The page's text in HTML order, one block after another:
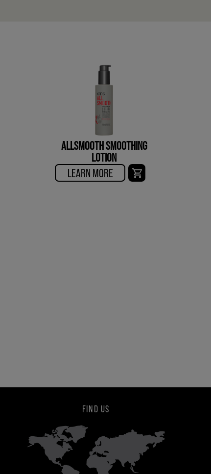
ALLSMOOTH SMOOTHING
LOTION
LEARN MORE
FIND US